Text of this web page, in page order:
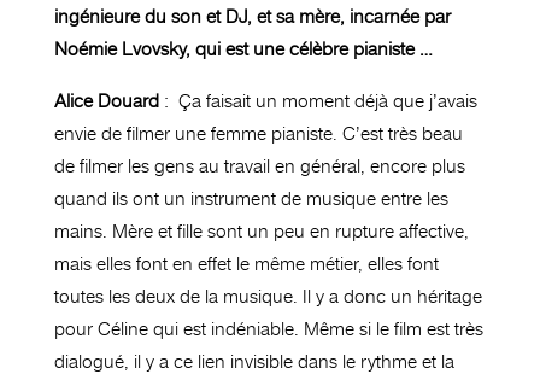
ingénieure du son et DJ, et sa mère, incarnée par
Noémie Lvovsky, qui est une célèbre pianiste …
Alice Douard: Ça faisait un moment déjà que j’avais
envie de filmer une femme pianiste. C’est très beau
de filmer les gens au travail en général, encore plus
quand ils ont un instrument de musique entre les
mains. Mère et fille sont un peu en rupture affective,
mais elles font en effet le même métier, elles font
toutes les deux de la musique. Il y a donc un héritage
pour Céline qui est indéniable. Même si le film est très
dialogué, il y a ce lien invisible dans le rythme et la